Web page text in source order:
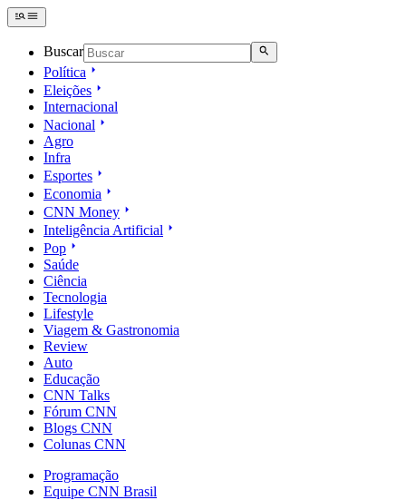
Buscar
Política
Eleições
Internacional
Nacional
Agro
Infra
Esportes
Economia
CNN Money
Inteligência Artificial
Pop
Saúde
Ciência
Tecnologia
Lifestyle
Viagem & Gastronomia
Review
Auto
Educação
CNN Talks
Fórum CNN
Blogs CNN
Colunas CNN
Programação
Equipe CNN Brasil